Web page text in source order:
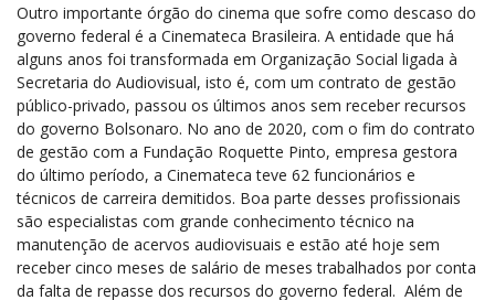
Outro importante órgão do cinema que sofre como descaso do
governo federal é a Cinemateca Brasileira. A entidade que há
alguns anos foi transformada em Organização Social ligada à
Secretaria do Audiovisual, isto é, com um contrato de gestão
público-privado, passou os últimos anos sem receber recursos
do governo Bolsonaro. No ano de 2020, com o fim do contrato
de gestão com a Fundação Roquette Pinto, empresa gestora
do último período, a Cinemateca teve 62 funcionários e
técnicos de carreira demitidos. Boa parte desses profissionais
são especialistas com grande conhecimento técnico na
manutenção de acervos audiovisuais e estão até hoje sem
receber cinco meses de salário de meses trabalhados por conta
da falta de repasse dos recursos do governo federal. Além de